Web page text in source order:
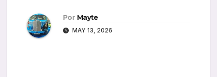
Por Mayte
MAY 13, 2026